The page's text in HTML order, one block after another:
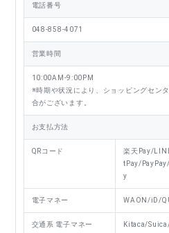
電話番号
048-858-4071
営業時間
10:00AM-9:00PM
※時期や状況により、ショッピングセン
合がございます。
お支払方法
QRコード
楽天Pay/
tPay/
y
電子マネー WAON/iD/
交通系 電子マネー Kitaca/